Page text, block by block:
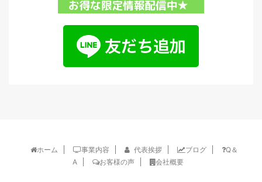
ホーム 事業内容 代表挨拶 ブログ
Q＆
A
お客様の声 会社概要